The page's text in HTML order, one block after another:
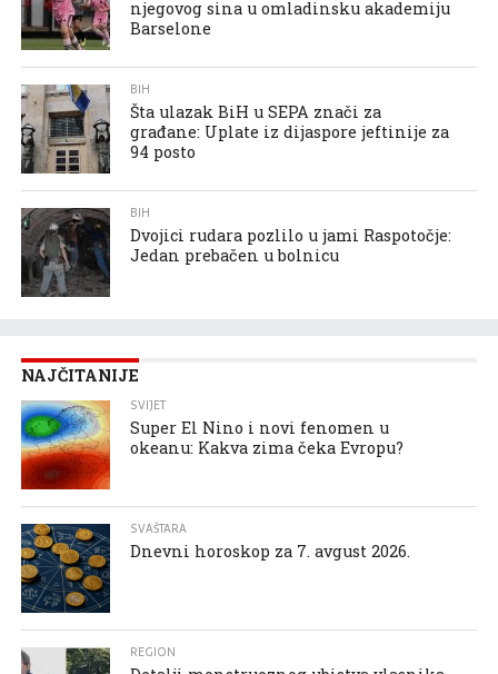
njegovog sina u omladinsku akademiju
Barselone
BIH
Šta ulazak BiH u SEPA znači za
građane: Uplate iz dijaspore jeftinije za
94 posto
BIH
Dvojici rudara pozlilo u jami Raspotočje:
Jedan prebačen u bolnicu
NAJČITANIJE
SVIJET
Super El Nino i novi fenomen u
okeanu: Kakva zima čeka Evropu?
SVAŠTARA
Dnevni horoskop za 7. avgust 2026.
REGION